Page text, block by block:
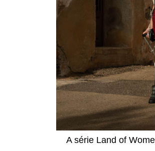
A série Land of